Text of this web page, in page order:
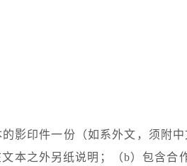
影印件一份（如系外文，须附
本之外另纸说明；（b）包含合